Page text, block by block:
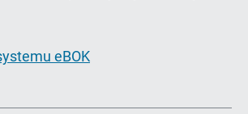
eBOK